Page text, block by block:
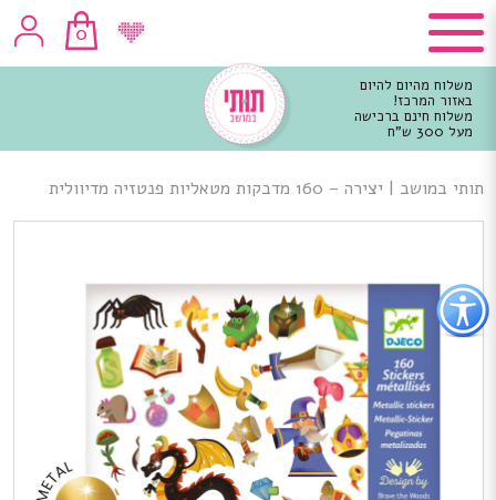
כפתור
לפתיחת
תפריט
נגישות
0
משלוח מהיום להיום
באזור המרכז!
משלוח חינם ברכישה
מעל 300 ש"ח
מרכזי
תותי במושב | יצירה – 160 מדבקות מטאליות פנטזיה מדיוולית